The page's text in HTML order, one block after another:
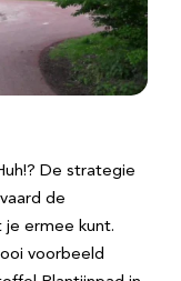
De strategie
de
je ermee kunt.
voorbeeld